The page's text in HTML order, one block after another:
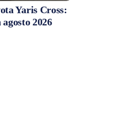
Yaris Cross:
2026